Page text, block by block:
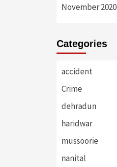
November 2020
Categories
accident
Crime
dehradun
haridwar
mussoorie
nanital